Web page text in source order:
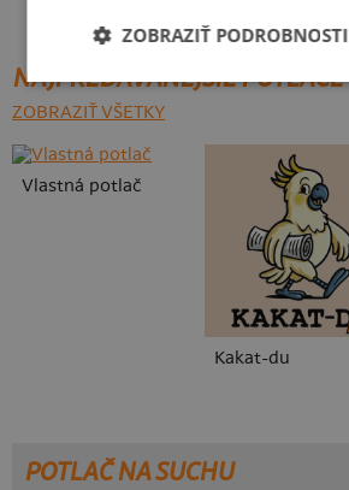
NAJPREDÁVANEJŠIE POTLAČE
ZOBRAZIŤ VŠETKY
Vlastná potlač
Kakat-du
POTLAČ NA SUCHU
ZOBRAZIŤ PODROBNOSTI